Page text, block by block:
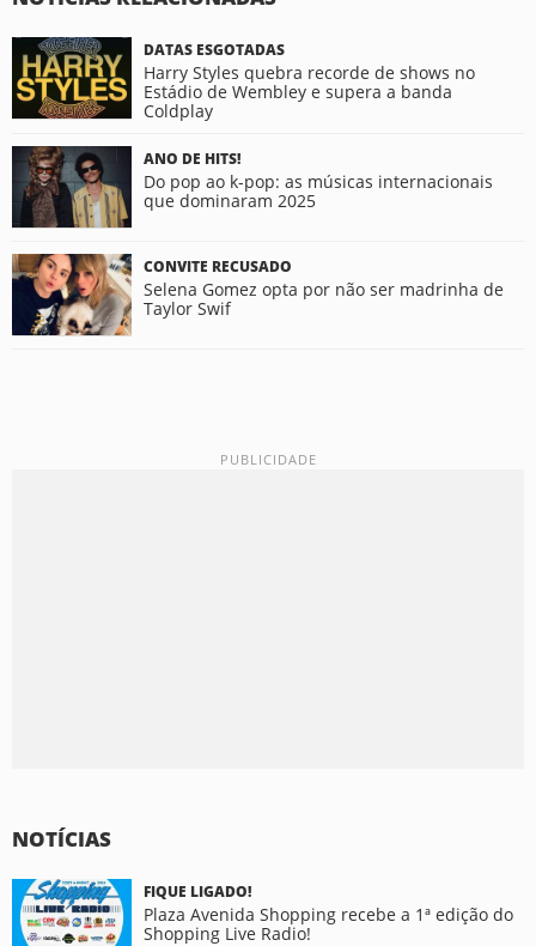
DATAS ESGOTADAS
Harry Styles quebra recorde de shows no
Estádio de Wembley e supera a banda
Coldplay
ANO DE HITS!
Do pop ao k-pop: as músicas internacionais
que dominaram 2025
CONVITE RECUSADO
Selena Gomez opta por não ser madrinha de
Taylor Swif
NOTÍCIAS
FIQUE LIGADO!
Plaza Avenida Shopping recebe a 1ª edição do
Shopping Live Radio!